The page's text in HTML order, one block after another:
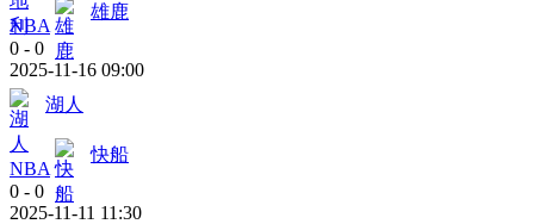
NBA
雄鹿
0 - 0
2025-11-16 09:00
湖人
NBA
快船
0 - 0
2025-11-11 11:30